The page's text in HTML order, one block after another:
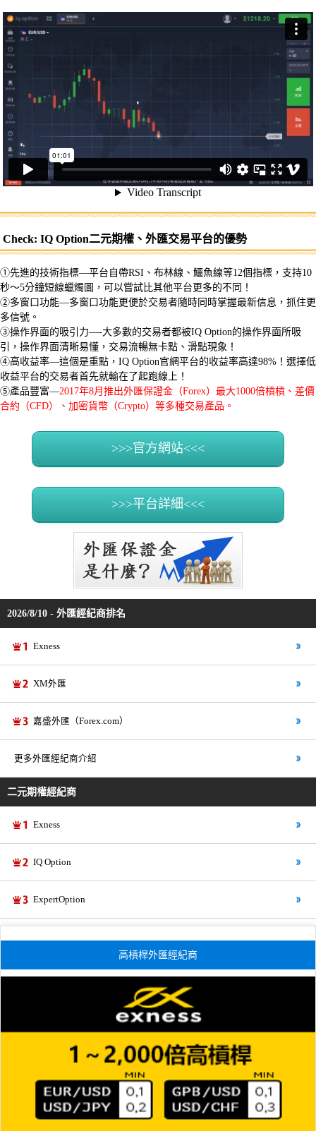
Check: IQ Option二元期權、外匯交易平台的優勢
①先進的技術指標—平台自帶RSI、布林線、鱷魚線等12個指標，支持10
秒～5分鐘短線蠟燭圖，可以嘗試比其他平台更多的不同！
②多窗口功能—多窗口功能更便於交易者隨時同時掌握最新信息，抓住更
多信號。
③操作界面的吸引力—-大多數的交易者都被IQ Option的操作界面所吸
引，操作界面清晰易懂，交易流暢無卡點、滑點現象！
④高收益率—這個是重點，IQ Option官網平台的收益率高達98%！選擇低
收益平台的交易者首先就輸在了起跑線上！
⑤產品豐富—2017年8月推出外匯保證金（Forex）最大1000倍槓槓、差價
合約（CFD）、加密貨幣（Crypto）等多種交易產品。
>>>官方網站<<<
>>>平台詳細<<<
2026/8/10 - 外匯經紀商排名
Exness
XM外匯
嘉盛外匯（Forex.com）
更多外匯經紀商介紹
二元期權經紀商
Exness
IQ Option
ExpertOption
高槓桿外匯經紀商